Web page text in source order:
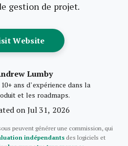
gestion de projet.
WebsiteOpens New Window
Lumby
ans d’expérience dans la
et les roadmaps.
on Jul 31, 2026
peuvent générer une commission, qui
indépendantsdes logiciels et